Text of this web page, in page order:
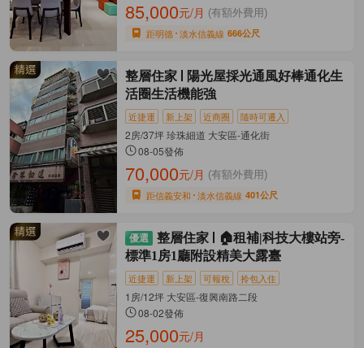
85,000元/月 (有額外費用)
距明德 淡水信義線 666公尺
整層住家
陽光屋採光通風好棒通化生
活圈生活機能強
近捷運 新上架 近商圈 隨時可遷入
2房/37坪 珍珠細道 大安區-通化街
08-05發佈
70,000元/月 (有額外費用)
距信義安和 淡水信義線 401公尺
整層住家
🏠租補|科技大樓站旁-
標準1房1廳附設精美大露臺
近捷運 新上架 可報稅 拎包入住
1房/12坪 大安區-復興南路二段
08-02發佈
25,000元/月